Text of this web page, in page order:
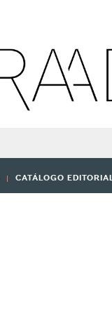
CATÁLOGO EDITORIAL